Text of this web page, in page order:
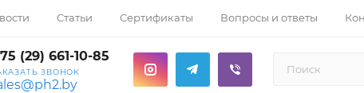
Статьи Сертификаты Вопросы и ответы
(29) 661-10-85
ЗВОНОК